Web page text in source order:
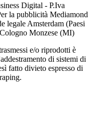
Digital - P.Iva
la pubblicità Mediamond
legale Amsterdam (Paesi
Monzese (MI)
e/o riprodotti è
di sistemi di
fatto divieto espresso di